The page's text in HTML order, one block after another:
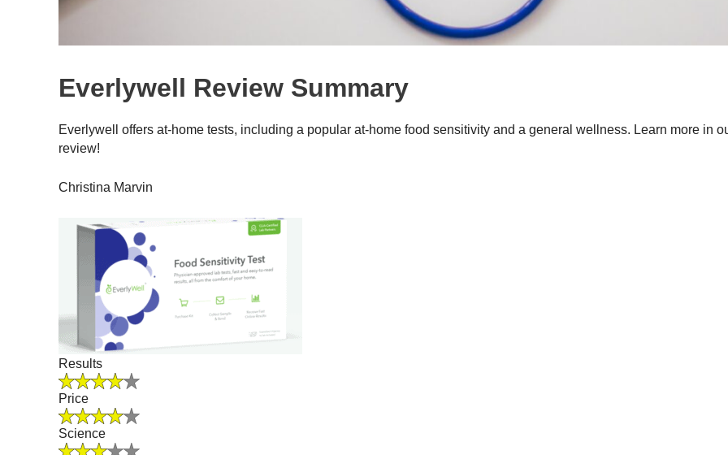
Everlywell Review Summary
Everlywell offers at-home tests, including a popular at-home food sensitivity and a general wellness. Learn more in
review!
Christina Marvin
Results
Price
Science